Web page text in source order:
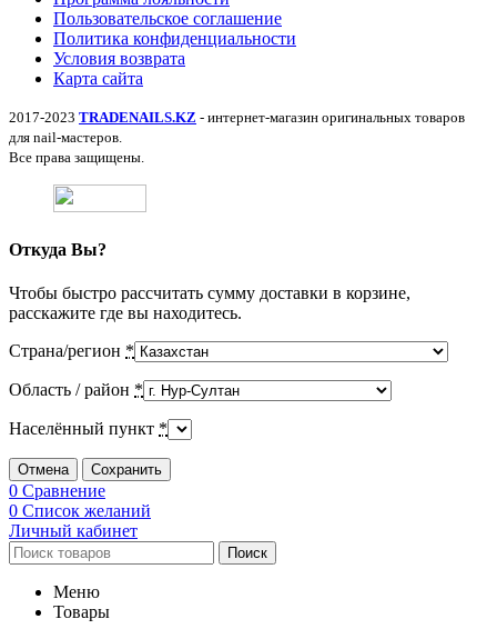
Пользовательское соглашение
Политика конфиденциальности
Условия возврата
Карта сайта
2017-2023 TRADENAILS.KZ - интернет-магазин оригинальных товаров
для nail-мастеров.
Все права защищены.
Откуда Вы?
Чтобы быстро рассчитать сумму доставки в корзине,
расскажите где вы находитесь.
Страна/регион *
Область / район *
Населённый пункт *
Отмена Сохранить
0 Сравнение
0 Список желаний
Личный кабинет
Поиск
Меню
Товары